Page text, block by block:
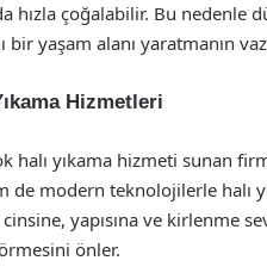
hızla çoğalabilir. Bu nedenle
bir yaşam alanı yaratmanın
Hizmetleri
halı yıkama hizmeti sunan
de modern teknolojilerle halı
cinsine, yapısına ve kirlenme
önler.